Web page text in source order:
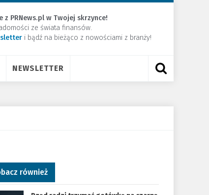
z PRNews.pl w Twojej skrzynce!
ze świata finansów.
​i bądź na bieżąco z nowościami z branży!
NEWSLETTER
również